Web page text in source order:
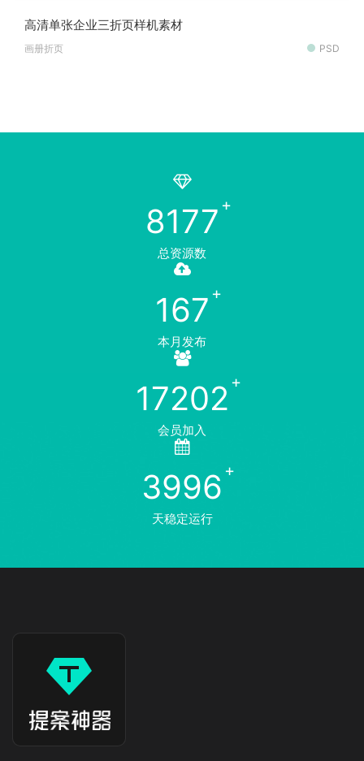
高清单张企业三折页样机素材
画册折页 PSD
8177
总资源数
167
本月发布
17202
会员加入
3996
天稳定运行